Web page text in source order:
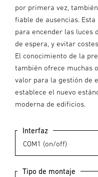
por primera vez,
fiable de ausencias.
para encender las luces
de espera, y evitar
El conocimiento de la
también ofrece muchas
valor para la gestión de
establece el nuevo
moderna de edificios.
Interfaz
Tipo de montaje